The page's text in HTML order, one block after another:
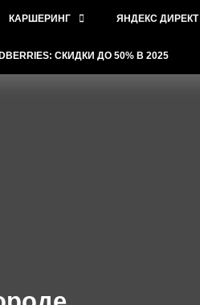
КАРШЕРИНГ ЯНДЕКС ДИРЕКТ
СКИДКИ ДО 50% В 2025